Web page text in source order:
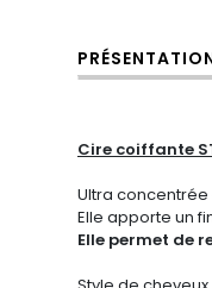
Cire coiffante
Ultra concentrée
Elle apporte un
Elle permet de